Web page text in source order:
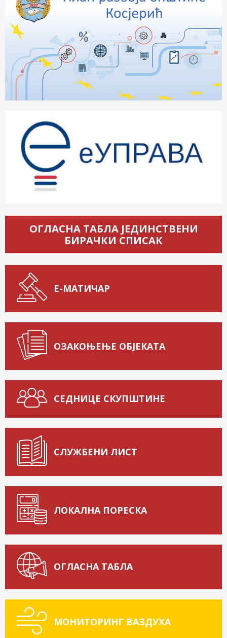
ОГЛАСНА ТАБЛА ЈЕДИНСТВЕНИ
БИРАЧКИ СПИСАК
Е-МАТИЧАР
ОЗАКОЊЕЊЕ ОБЈЕКАТА
СЕДНИЦЕ СКУПШТИНЕ
СЛУЖБЕНИ ЛИСТ
ЛОКАЛНА ПОРЕСКА
ОГЛАСНА ТАБЛА
МОНИТОРИНГ ВАЗДУХА